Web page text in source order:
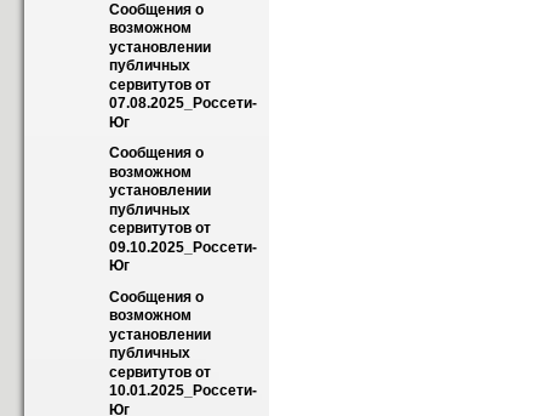
Сообщения о
возможном
установлении
публичных
сервитутов от
07.08.2025_Россети-
Юг
Сообщения о
возможном
установлении
публичных
сервитутов от
09.10.2025_Россети-
Юг
Сообщения о
возможном
установлении
публичных
сервитутов от
10.01.2025_Россети-
Юг